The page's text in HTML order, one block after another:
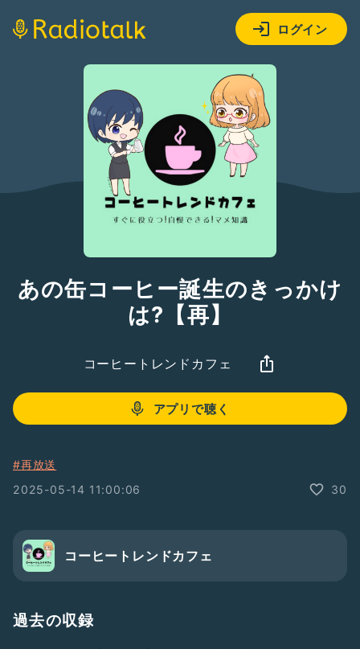
ログイン
あの缶コーヒー誕生のきっかけ
は?【再】
コーヒートレンドカフェ
アプリで聴く
#再放送
2025-05-14 11:00:06
30
コーヒートレンドカフェ
過去の収録